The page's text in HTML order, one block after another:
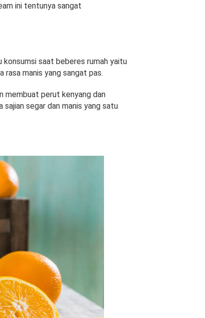
ini tentunya sangat
konsumsi saat beberes rumah yaitu
rasa manis yang sangat pas.
membuat perut kenyang dan
segar dan manis yang satu